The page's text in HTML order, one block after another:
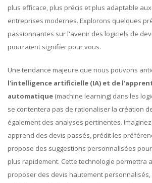
plus efficace, plus précis et plus adaptable
entreprises modernes. Explorons quelques
passionnantes sur l'avenir des logiciels de
pourraient signifier pour vous.
Une tendance majeure que nous pouvons
l'intelligence artificielle (IA) et de
automatique (machine learning) dans les
se contentera pas de rationaliser la création
également des analyses pertinentes.
apprend des devis passés, prédit les
propose des suggestions personnalisées
plus rapidement. Cette technologie permettra
proposer des devis hautement